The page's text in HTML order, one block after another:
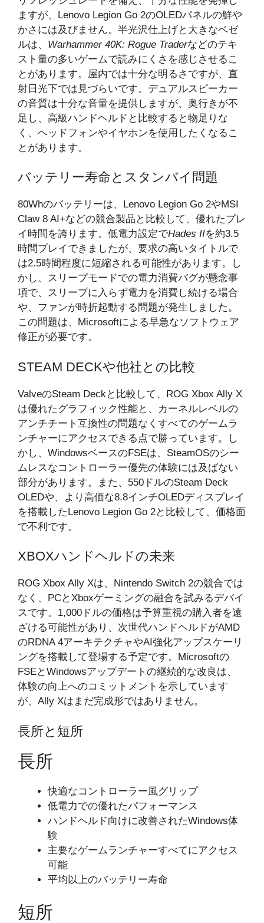
ますが、Lenovo Legion Go 2のOLEDパネルの鮮や
かさには及びません。半光沢仕上げと大きなベゼ
ルは、 Warhammer 40K: Rogue Traderなどのテキ
スト量の多いゲームで読みにくさを感じさせるこ
とがあります。屋内では十分な明るさですが、直
射日光下では見づらいです。デュアルスピーカー
の音質は十分な音量を提供しますが、奥行きが不
足し、高級ハンドヘルドと比較すると物足りな
く、ヘッドフォンやイヤホンを使用したくなるこ
とがあります。
バッテリー寿命とスタンバイ問題
80Whのバッテリーは、Lenovo Legion Go 2やMSI
Claw 8 AI+などの競合製品と比較して、優れたプレ
イ時間を誇ります。低電力設定でHades IIを約3.5
時間プレイできましたが、要求の高いタイトルで
は2.5時間程度に短縮される可能性があります。し
かし、スリープモードでの電力消費バグが懸念事
項で、スリープに入らず電力を消費し続ける場合
や、ファンが時折起動する問題が発生しました。
この問題は、Microsoftによる早急なソフトウェア
修正が必要です。
STEAM DECKや他社との比較
ValveのSteam Deckと比較して、ROG Xbox Ally X
は優れたグラフィック性能と、カーネルレベルの
アンチチート互換性の問題なくすべてのゲームラ
ンチャーにアクセスできる点で勝っています。し
かし、WindowsベースのFSEは、SteamOSのシー
ムレスなコントローラー優先の体験には及ばない
部分があります。また、550ドルのSteam Deck
OLEDや、より高価な8.8インチOLEDディスプレイ
を搭載したLenovo Legion Go 2と比較して、価格面
で不利です。
XBOXハンドヘルドの未来
ROG Xbox Ally Xは、Nintendo Switch 2の競合では
なく、PCとXboxゲーミングの融合を試みるデバイ
スです。1,000ドルの価格は予算重視の購入者を遠
ざける可能性があり、次世代ハンドヘルドがAMD
のRDNA 4アーキテクチャやAI強化アップスケーリ
ングを搭載して登場する予定です。Microsoftの
FSEとWindowsアップデートの継続的な改良は、
体験の向上へのコミットメントを示しています
が、Ally Xはまだ完成形ではありません。
長所と短所
長所
快適なコントローラー風グリップ
低電力での優れたパフォーマンス
ハンドヘルド向けに改善されたWindows体
験
主要なゲームランチャーすべてにアクセス
可能
平均以上のバッテリー寿命
短所